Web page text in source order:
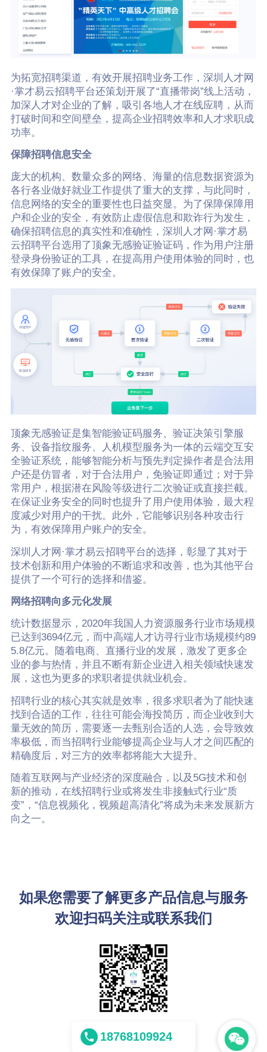
为拓宽招聘渠道，有效开展招聘业务工作，深圳人才网
·掌才易云招聘平台还策划开展了“直播带岗”线上活动，
加深人才对企业的了解，吸引各地人才在线应聘，从而
打破时间和空间壁垒，提高企业招聘效率和人才求职成
功率。
保障招聘信息安全
庞大的机构、数量众多的网络、海量的信息数据资源为
各行各业做好就业工作提供了重大的支撑，与此同时，
信息网络的安全的重要性也日益突显。为了保障保障用
户和企业的安全，有效防止虚假信息和欺诈行为发生，
确保招聘信息的真实性和准确性，深圳人才网·掌才易
云招聘平台选用了顶象无感验证验证码，作为用户注册
登录身份验证的工具，在提高用户使用体验的同时，也
有效保障了账户的安全。
顶象无感验证是集智能验证码服务、验证决策引擎服
务、设备指纹服务、人机模型服务为一体的云端交互安
全验证系统，能够智能分析与预先判定操作者是合法用
户还是仿冒者，对于合法用户，免验证即通过；对于异
常用户，根据潜在风险等级进行二次验证或直接拦截。
在保证业务安全的同时也提升了用户使用体验，最大程
度减少对用户的干扰。此外，它能够识别各种攻击行
为，有效保障用户账户的安全。
深圳人才网·掌才易云招聘平台的选择，彰显了其对于
技术创新和用户体验的不断追求和改善，也为其他平台
提供了一个可行的选择和借鉴。
网络招聘向多元化发展
统计数据显示，2020年我国人力资源服务行业市场规模
已达到3694亿元，而中高端人才访寻行业市场规模约89
5.8亿元。随着电商、直播行业的发展，激发了更多企
业的参与热情，并且不断有新企业进入相关领域快速发
展，这也为更多的求职者提供就业机会。
招聘行业的核心其实就是效率，很多求职者为了能快速
找到合适的工作，往往可能会海投简历，而企业收到大
量无效的简历，需要逐一去甄别合适的人选，会导致效
率极低，而当招聘行业能够提高企业与人才之间匹配的
精确度后，对三方的效率都将能大大提升。
随着互联网与产业经济的深度融合，以及5G技术和创
新的推动，在线招聘行业或将发生非接触式行业“质
变”，“信息视频化，视频超高清化”将成为未来发展新方
向之一。
如果您需要了解更多产品信息与服务
欢迎扫码关注或联系我们
18768109924